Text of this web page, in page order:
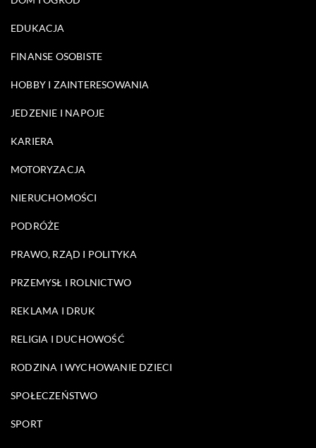
EDUKACJA
FINANSE OSOBISTE
HOBBY I ZAINTERESOWANIA
JEDZENIE I NAPOJE
KARIERA
MOTORYZACJA
NIERUCHOMOŚCI
PODRÓŻE
PRAWO, RZĄD I POLITYKA
PRZEMYSŁ I ROLNICTWO
REKLAMA I DRUK
RELIGIA I DUCHOWOŚĆ
RODZINA I WYCHOWANIE DZIECI
SPOŁECZEŃSTWO
SPORT